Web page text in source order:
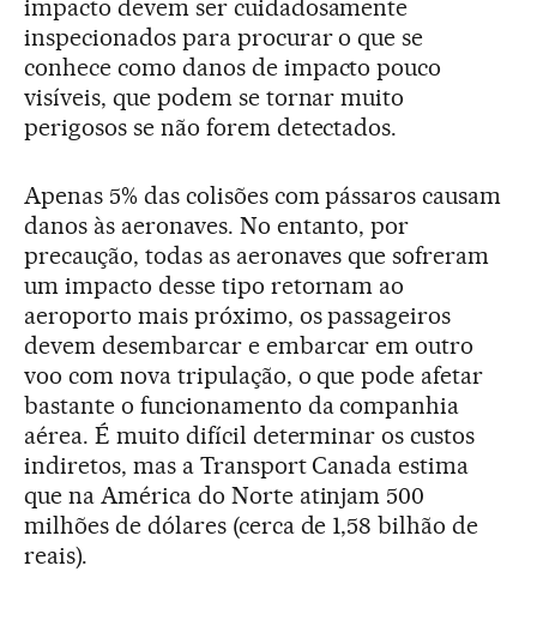
impacto devem ser cuidadosamente
inspecionados para procurar o que se
conhece como danos de impacto pouco
visíveis, que podem se tornar muito
perigosos se não forem detectados.
Apenas 5% das colisões com pássaros causam
danos às aeronaves. No entanto, por
precaução, todas as aeronaves que sofreram
um impacto desse tipo retornam ao
aeroporto mais próximo, os passageiros
devem desembarcar e embarcar em outro
voo com nova tripulação, o que pode afetar
bastante o funcionamento da companhia
aérea. É muito difícil determinar os custos
indiretos, mas a Transport Canada estima
que na América do Norte atinjam 500
milhões de dólares (cerca de 1,58 bilhão de
reais).